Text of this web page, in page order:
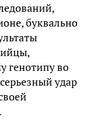
буквально
генотипу во
удар